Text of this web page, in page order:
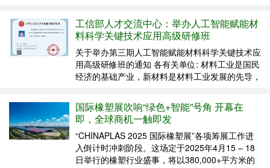
化、缩短研制周期、降低制造成本、提升装备性能
以及实现按需制造等方面展现出巨大潜力，已成为
推动...
工信部人才交流中心：举办人工智能赋能材
料科学关键技术应用高级研修班
关于举办第三期人工智能赋能材料科学关键技术应
用高级研修班的通知 各有关单位: 材料工业是国民
经济的基础产业，新材料是材料工业发展的先导，
创新和工业进步的重要力量。为重塑材料科学研究
新范式，推动人工智能+材料科学交叉型复合人才
培养，我中心...
国际橡塑展吹响“绿色+智能”号角 开幕在
即，全球商机一触即发
“CHINAPLAS 2025 国际橡塑展”各项筹展工作进
入倒计时冲刺阶段。这场定于2025年4月15 – 18
日举行的橡塑行业盛事，将以380,000+平方米的